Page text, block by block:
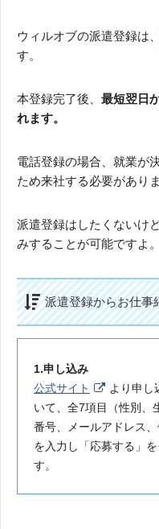
ウィルオブの派遣登録は、
す。
本登録完了後、 最短翌日
れます。
電話登録の場合、就業が
ため来社する必要がありま
派遣登録はしたくないけ
みすることが可能ですよ。
派遣登録からお仕事
1.申し込み
公式サイト
より申し
いて、全7項目（性別、
番号、メールアドレス
を入力し「応募する」
す。